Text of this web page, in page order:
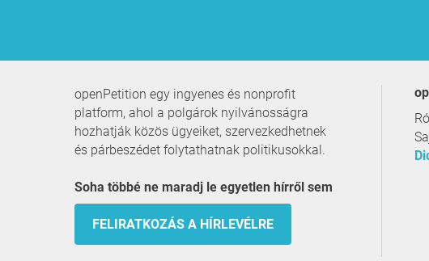
openPetition egy ingyenes és nonprofit
platform, ahol a polgárok nyilvánosságra
hozhatják közös ügyeiket, szervezkedhetnek
és párbeszédet folytathatnak politikusokkal.
Soha többé ne maradj le egyetlen hírről sem
FELIRATKOZÁS A HÍRLEVÉLRE